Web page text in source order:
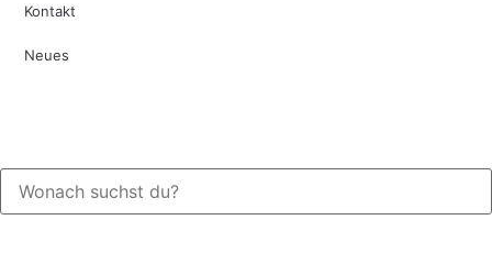
Kontakt
Neues